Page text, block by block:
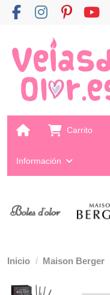
Carrito
Información
Inicio Maison Berger